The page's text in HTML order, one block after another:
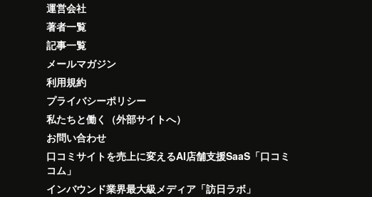
運営会社
著者一覧
記事一覧
メールマガジン
利用規約
プライバシーポリシー
私たちと働く（外部サイトへ）
お問い合わせ
口コミサイトを売上に変えるAI店舗支援SaaS「口コミ
コム」
インバウンド業界最大級メディア「訪日ラボ」